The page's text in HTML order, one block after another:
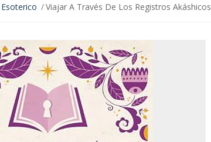
Esoterico Viajar A Través De Los Registros Akáshicos